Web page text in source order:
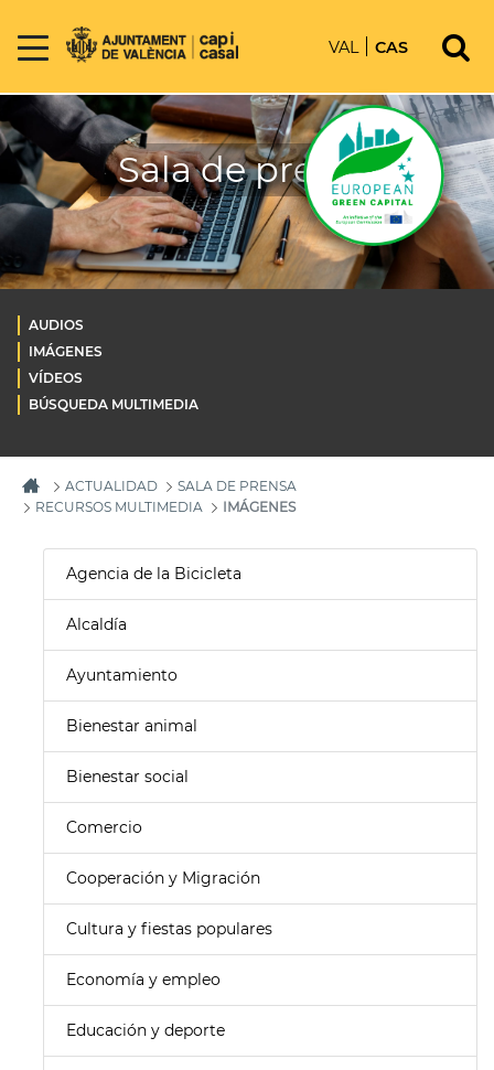
VAL CAS
Sala de prensa
AUDIOS
IMÁGENES
VÍDEOS
BÚSQUEDA MULTIMEDIA
ACTUALIDAD
SALA DE PRENSA
RECURSOS MULTIMEDIA
IMÁGENES
Agencia de la Bicicleta
Alcaldía
Ayuntamiento
Bienestar animal
Bienestar social
Comercio
Cooperación y Migración
Cultura y fiestas populares
Economía y empleo
Educación y deporte